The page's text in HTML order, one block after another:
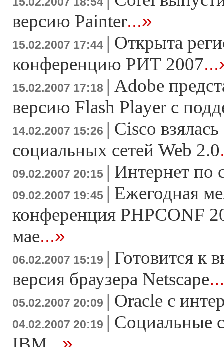
версию Painter...»
15.02.2007 17:44 | Открыта
конференцию РИТ 2007
15.02.2007 17:18 | Adobe
версию Flash Player c
14.02.2007 15:26 | Cisco
социальных сетей Web 2.0
09.02.2007 20:15 | Интернет по
09.02.2007 19:45 | Ежегодная
конференция PHPCONF
мае...»
06.02.2007 15:19 | Готовится к
версия браузера Netscape
05.02.2007 20:09 | Oracle с
04.02.2007 20:19 | Социальные